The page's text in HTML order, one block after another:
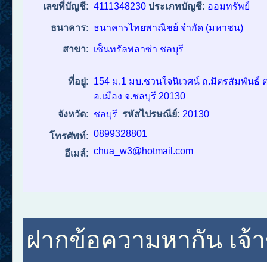
เลขที่บัญชี: 4111348230 ประเภทบัญชี: ออมทรัพย์
ธนาคาร: ธนาคารไทยพาณิชย์ จำกัด (มหาชน)
สาขา: เซ็นทรัลพลาซ่า ชลบุรี
ที่อยู่: 154 ม.1 มบ.ชวนใจนิเวศน์ ถ.มิตรสัมพันธ์
อ.เมือง จ.ชลบุรี 20130
จังหวัด: ชลบุรี รหัสไปรษณีย์: 20130
โทรศัพท์: 0899328801
อีเมล์: chua_w3@hotmail.com
ฝากข้อความหากัน เจ้